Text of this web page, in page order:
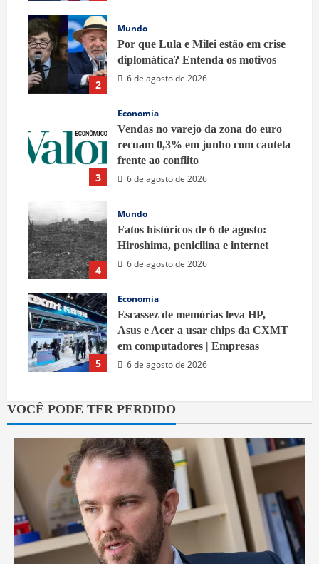
2
Mundo
Por que Lula e Milei estão em crise
diplomática? Entenda os motivos
6 de agosto de 2026
3
Economia
Vendas no varejo da zona do euro
recuam 0,3% em junho com cautela
frente ao conflito
6 de agosto de 2026
4
Mundo
Fatos históricos de 6 de agosto:
Hiroshima, penicilina e internet
6 de agosto de 2026
5
Economia
Escassez de memórias leva HP,
Asus e Acer a usar chips da CXMT
em computadores | Empresas
6 de agosto de 2026
VOCÊ PODE TER PERDIDO